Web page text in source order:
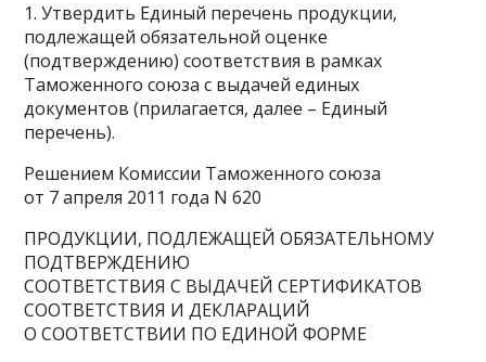
1. Утвердить Единый перечень продукции,
подлежащей обязательной оценке
(подтверждению) соответствия в рамках
Таможенного союза с выдачей единых
документов (прилагается, далее – Единый
перечень).
Решением Комиссии Таможенного союза
от 7 апреля 2011 года N 620
ПРОДУКЦИИ, ПОДЛЕЖАЩЕЙ ОБЯЗАТЕЛЬНОМУ
ПОДТВЕРЖДЕНИЮ
СООТВЕТСТВИЯ С ВЫДАЧЕЙ СЕРТИФИКАТОВ
СООТВЕТСТВИЯ И ДЕКЛАРАЦИЙ
О СООТВЕТСТВИИ ПО ЕДИНОЙ ФОРМЕ